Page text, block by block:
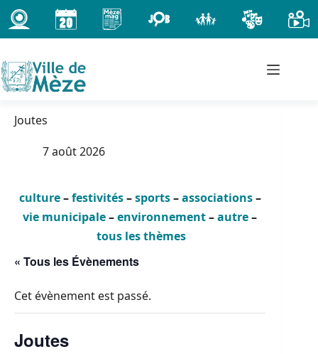
Passer
au
contenu
Joutes
7 août 2026
culture–festivités–sports–associations–
vie municipale–environnement–autre–
tous les thèmes
« Tous les Évènements
Cet évènement est passé.
Joutes